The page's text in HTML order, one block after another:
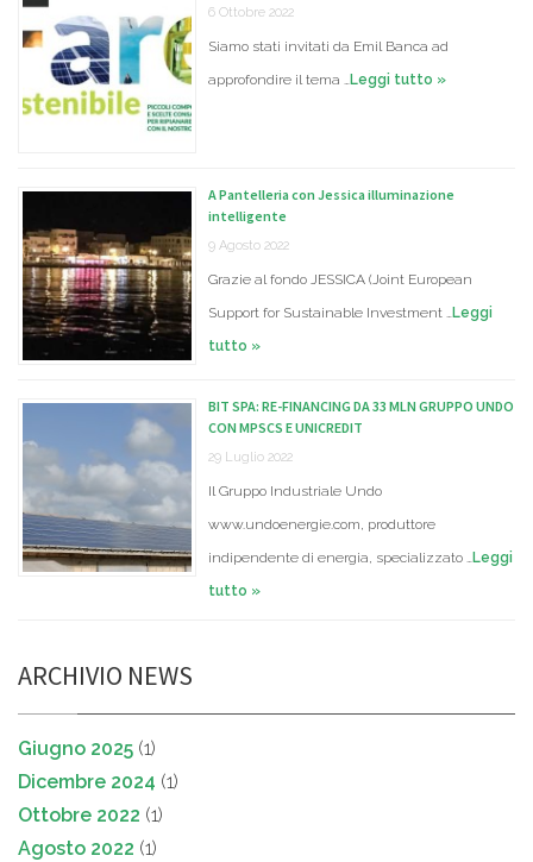
6 Ottobre 2022
Siamo stati invitati da Emil Banca ad
approfondire il tema …Leggi tutto »
A Pantelleria con Jessica illuminazione
intelligente
9 Agosto 2022
Grazie al fondo JESSICA (Joint European
Support for Sustainable Investment …Leggi
tutto »
BIT SPA: RE-FINANCING DA 33 MLN GRUPPO UNDO
CON MPSCS E UNICREDIT
29 Luglio 2022
Il Gruppo Industriale Undo
www.undoenergie.com, produttore
indipendente di energia, specializzato …Leggi
tutto »
ARCHIVIO NEWS
Giugno 2025 (1)
Dicembre 2024 (1)
Ottobre 2022 (1)
Agosto 2022 (1)